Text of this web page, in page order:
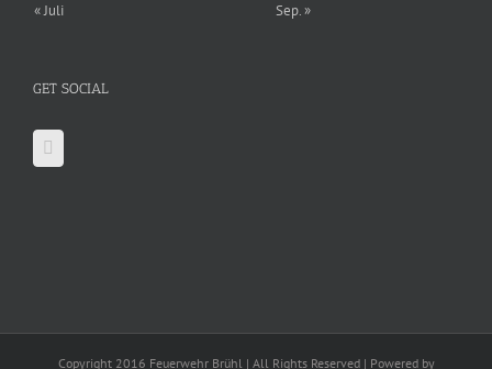
« Juli
Sep. »
GET SOCIAL
Copyright 2016 Feuerwehr Brühl | All Rights Reserved | Powered by